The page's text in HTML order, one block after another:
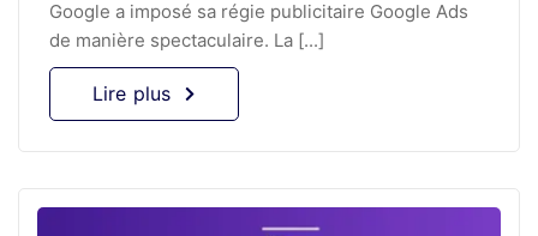
Google a imposé sa régie publicitaire Google Ads
de manière spectaculaire. La [...]
Lire plus